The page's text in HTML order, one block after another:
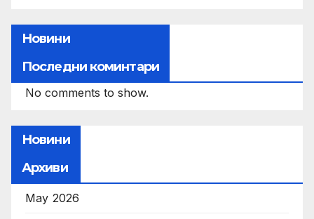
Новини
Последни коминтари
No comments to show.
Новини
Архиви
May 2026